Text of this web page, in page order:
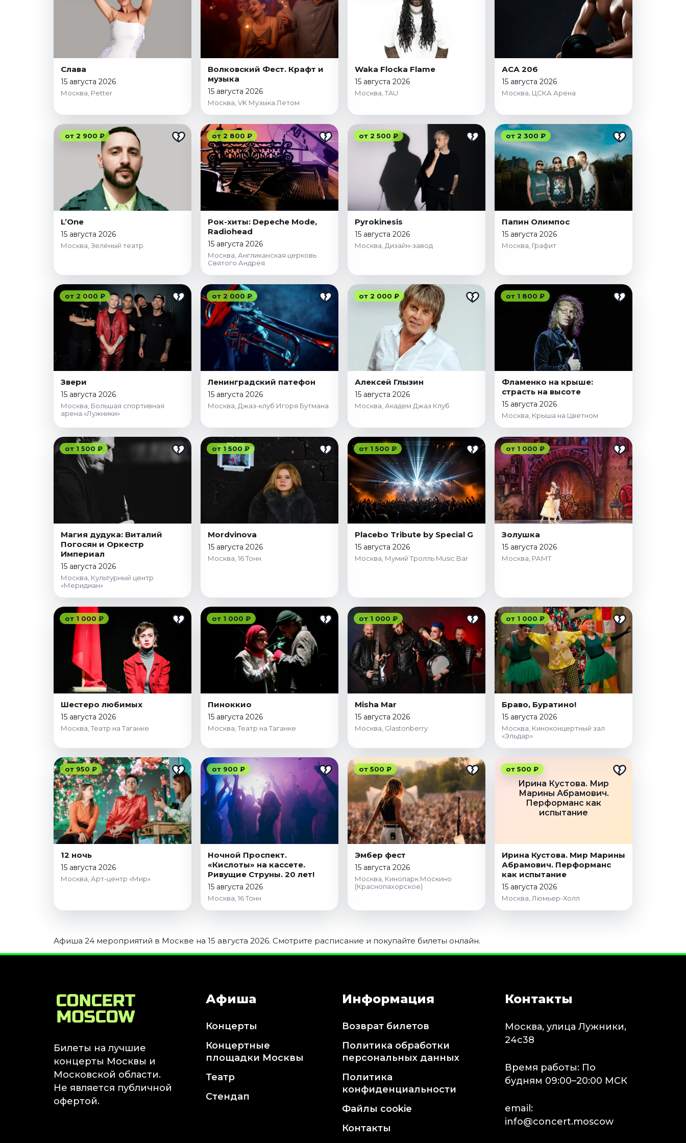
Октябрь 2026
Ноябрь 2026
Декабрь 2026
Август 2026
Сентябрь 2026
Сентябрь 2026
Октябрь 2026
Сентябрь 2026
Октябрь 2026
Октябрь 2026
Слава
15 августа 2026
Москва, Petter
Волковский Фест. Крафт и
музыка
15 августа 2026
Москва, VK Музыка Летом
Waka Flocka Flame
15 августа 2026
Москва, TAU
АСА 206
15 августа 2026
Москва, ЦСКА Арена
от 2 900 ₽
L’One
15 августа 2026
Москва, Зелёный театр
от 2 800 ₽
Рок-хиты: Depeche Mode,
Radiohead
15 августа 2026
Москва, Англиканская церковь
Святого Андрея
от 2 500 ₽
Pyrokinesis
15 августа 2026
Москва, Дизайн-завод
от 2 300 ₽
Папин Олимпос
15 августа 2026
Москва, Графит
от 2 000 ₽
Звери
15 августа 2026
Москва, Большая спортивная
арена «Лужники»
от 2 000 ₽
Ленинградский патефон
15 августа 2026
Москва, Джаз-клуб Игоря Бутмана
от 2 000 ₽
Алексей Глызин
15 августа 2026
Москва, Академ Джаз Клуб
от 1 800 ₽
Фламенко на крыше:
страсть на высоте
15 августа 2026
Москва, Крыша на Цветном
от 1 500 ₽
Магия дудука: Виталий
Погосян и Оркестр
Империал
15 августа 2026
Москва, Культурный центр
«Меридиан»
от 1 500 ₽
Mordvinova
15 августа 2026
Москва, 16 Тонн
от 1 500 ₽
Placebo Tribute by Special G
15 августа 2026
Москва, Мумий Тролль Music Bar
от 1 000 ₽
Золушка
15 августа 2026
Москва, РАМТ
от 1 000 ₽
Шестеро любимых
15 августа 2026
Москва, Театр на Таганке
от 1 000 ₽
Пиноккио
15 августа 2026
Москва, Театр на Таганке
от 1 000 ₽
Misha Mar
15 августа 2026
Москва, Glastonberry
от 1 000 ₽
Браво, Буратино!
15 августа 2026
Москва, Киноконцертный зал
«Эльдар»
от 950 ₽
12 ночь
15 августа 2026
Москва, Арт-центр «Мир»
от 900 ₽
Ночной Проспект.
«Кислоты» на кассете.
Ривущие Струны. 20 лет!
15 августа 2026
Москва, 16 Тонн
от 500 ₽
Эмбер фест
15 августа 2026
Москва, Кинопарк Москино
(Краснопахорское)
Ирина Кустова. Мир
Марины Абрамович.
Перформанс как
испытание
от 500 ₽
Ирина Кустова. Мир Марины
Абрамович. Перформанс
как испытание
15 августа 2026
Москва, Люмьер-Холл
Афиша 24 мероприятий в Москве на 15 августа 2026. Смотрите расписание и покупайте билеты онлайн.
Билеты на лучшие
концерты Москвы и
Московской области.
Не является публичной
офертой.
Афиша
Концерты
Концертные
площадки Москвы
Театр
Стендап
Информация
Возврат билетов
Политика обработки
персональных данных
Политика
конфиденциальности
Файлы cookie
Контакты
Контакты
Москва, улица Лужники,
24с38
Время работы: По
будням 09:00–20:00 МСК
email:
info@concert.moscow